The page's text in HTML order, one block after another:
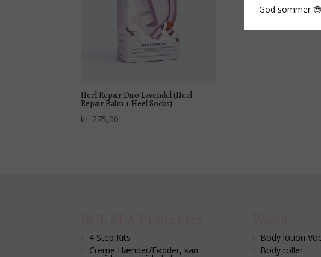
Heel Repair Duo Lavendel (Heel
Repair Balm + Heel Socks)
kr. 275,00
4 Step Kits
Creme Hænder/Fødder, kan
Body lotion
Body roller
God sommer 😎